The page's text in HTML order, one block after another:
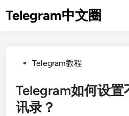
Telegram中文圈
PostedTelegram教程
Telegram如何设
讯录？